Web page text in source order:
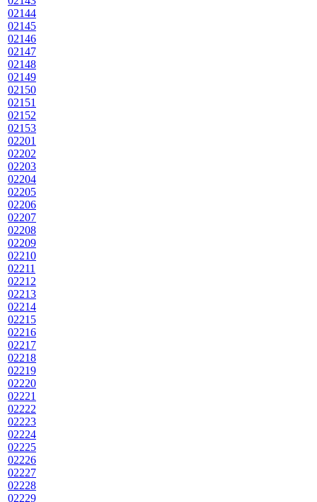
02144
02145
02146
02147
02148
02149
02150
02151
02152
02153
02201
02202
02203
02204
02205
02206
02207
02208
02209
02210
02211
02212
02213
02214
02215
02216
02217
02218
02219
02220
02221
02222
02223
02224
02225
02226
02227
02228
02229